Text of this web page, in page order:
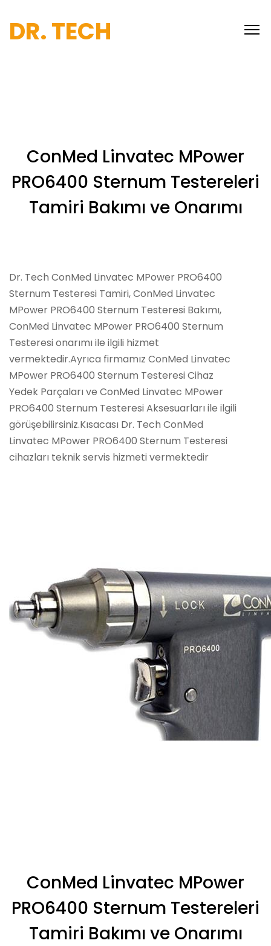
DR. TECH
ConMed Linvatec MPower
PRO6400 Sternum Testereleri
Tamiri Bakımı ve Onarımı
Dr. Tech ConMed Linvatec MPower PRO6400
Sternum Testeresi Tamiri, ConMed Linvatec
MPower PRO6400 Sternum Testeresi Bakımı,
ConMed Linvatec MPower PRO6400 Sternum
Testeresi onarımı ile ilgili hizmet
vermektedir.Ayrıca firmamız ConMed Linvatec
MPower PRO6400 Sternum Testeresi Cihaz
Yedek Parçaları ve ConMed Linvatec MPower
PRO6400 Sternum Testeresi Aksesuarları ile ilgili
görüşebilirsiniz.Kısacası Dr. Tech ConMed
Linvatec MPower PRO6400 Sternum Testeresi
cihazları teknik servis hizmeti vermektedir
ConMed Linvatec MPower
PRO6400 Sternum Testereleri
Tamiri Bakımı ve Onarımı